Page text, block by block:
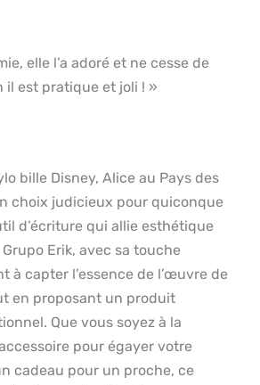
elle l’a adoré et ne cesse de
il est pratique et joli ! »
bille Disney, Alice au Pays des
choix judicieux pour quiconque
d’écriture qui allie esthétique
Erik, avec sa touche
à capter l’essence de l’œuvre de
en proposant un produit
Que vous soyez à la
pour égayer votre
cadeau pour un proche, ce